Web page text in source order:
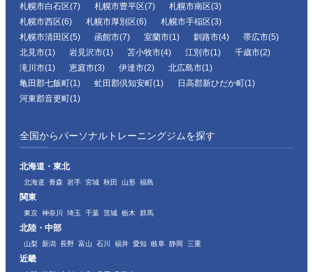
札幌市白石区(7)
札幌市豊平区(7)
札幌市南区(3)
札幌市西区(6)
札幌市厚別区(6)
札幌市手稲区(3)
札幌市清田区(5)
函館市(7) 室蘭市(1) 釧路市(4)
帯広市(5)
北見市(1)
岩見沢市(1) 苫小牧市(4) 江別市(1)
千歳市(2)
滝川市(1)
恵庭市(3) 伊達市(2)
北広島市(1)
亀田郡七飯町(1)
虻田郡倶知安町(1)
日高郡新ひだか町(1)
河東郡音更町(1)
全国からパーソナルトレーニングジムを探す
北海道・東北
北海道 青森 岩手 宮城 秋田 山形 福島
関東
東京 神奈川 埼玉 千葉 茨城 栃木 群馬
北陸・中部
山梨 新潟 長野 富山 石川 福井 愛知 岐阜 静岡 三重
近畿